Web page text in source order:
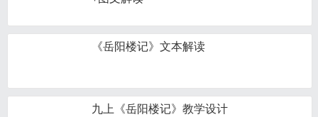
《岳阳楼记》文本解读
九上《岳阳楼记》教学设计